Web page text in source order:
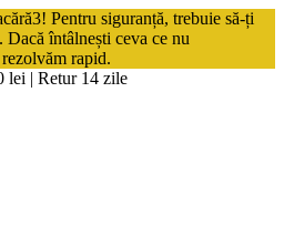
Pentru siguranță, trebuie să-ți
întâlnești ceva ce nu
rapid.
lei | Retur 14 zile